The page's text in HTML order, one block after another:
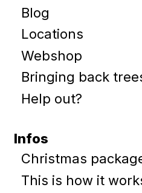
Blog
Locations
Webshop
Bringing back
Help out?
Infos
Christmas
This is how it